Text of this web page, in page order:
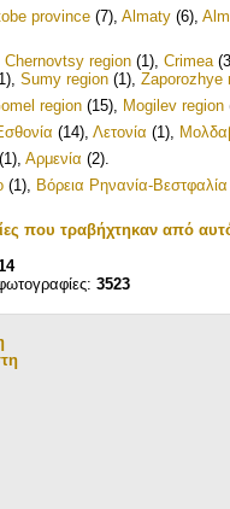
province (7), Almaty (6),
Chernovtsy region (1), Crimea
, Sumy region (1), Zaporozhye
region (15), Mogilev region
(14), Λετονία (1),
(1), Αρμενία (2).
(1), Βόρεια Ρηνανία-Βεστφαλία
που τραβήχτηκαν από
3523